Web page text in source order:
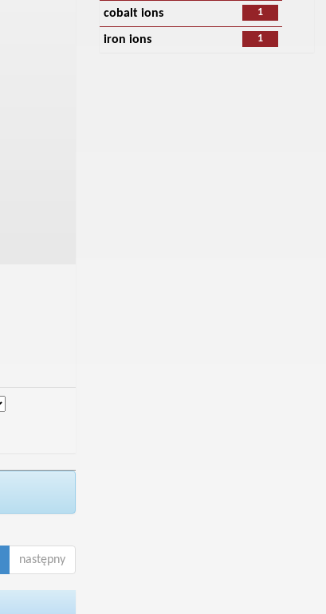
następny
1
cobalt ions
1
iron ions